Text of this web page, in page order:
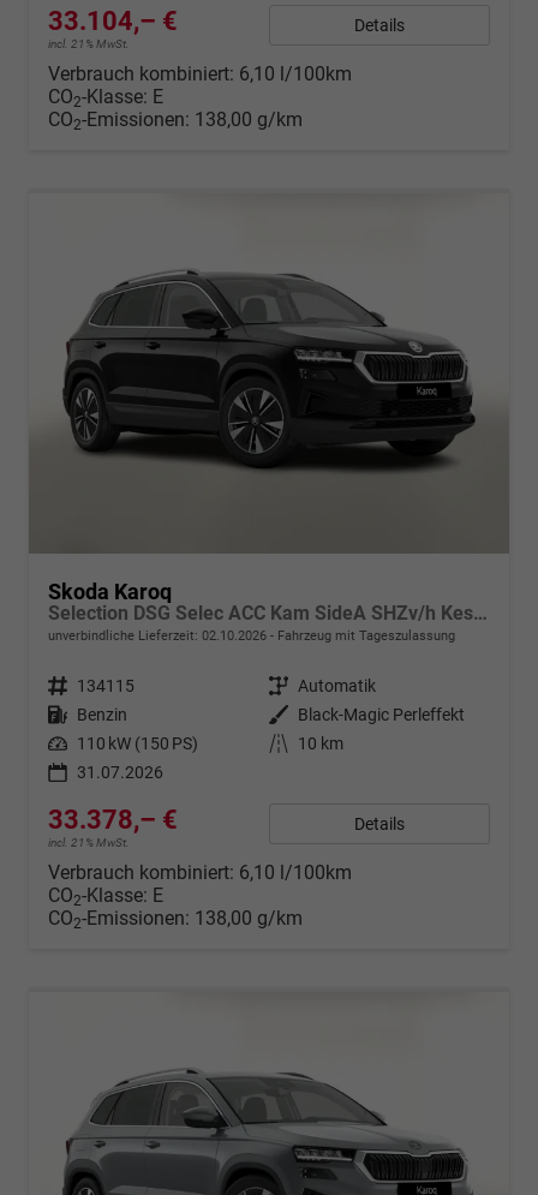
33.104,– €
incl. 21% MwSt.
Details
Verbrauch kombiniert: 6,10 l/100km
CO2-Klasse: E
CO2-Emissionen: 138,00 g/km
Skoda Karoq
Selection DSG Selec ACC Kam SideA SHZv/h Kessy SunS
unverbindliche Lieferzeit: 02.10.2026 Fahrzeug mit Tageszulassung
Fahrzeugnr. 134115 Getriebe Automatik
Kraftstoff Benzin Außenfarbe Black-Magic Perleffekt
Leistung 110 kW (150 PS) Kilometerstand
10 km
31.07.2026
33.378,– €
incl. 21% MwSt.
Details
Verbrauch kombiniert: 6,10 l/100km
CO2-Klasse: E
CO2-Emissionen: 138,00 g/km